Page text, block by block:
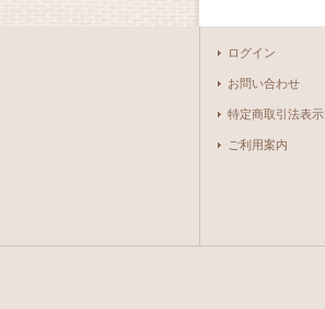
ログイン
お問い合わせ
特定商取引法表示
ご利用案内